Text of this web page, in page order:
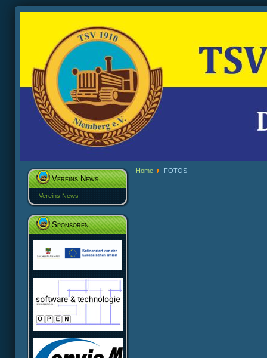
Vereins News
Vereins News
Sponsoren
Home FOTOS